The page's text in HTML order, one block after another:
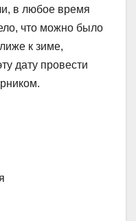
в любое время
что можно было
к зиме,
дату провести